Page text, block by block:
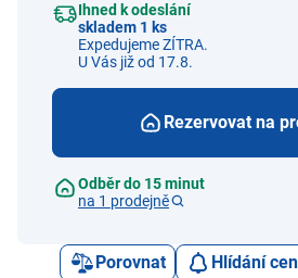
Ihned k odeslání
skladem 1 ks
Expedujeme ZÍTRA.
U Vás již od 17.8.
Rezervovat na
Odběr do 15 minut
na 1 prodejně
Porovnat Hlídání